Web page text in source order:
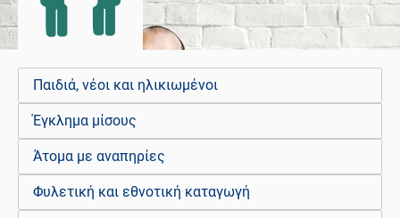
Παιδιά, νέοι και ηλικιωμένοι
Έγκλημα μίσους
Άτομα με αναπηρίες
Φυλετική και εθνοτική καταγωγή